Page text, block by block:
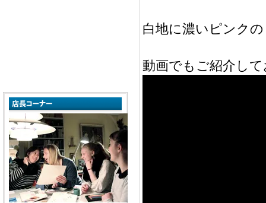
白地に濃いピンク
動画でもご紹介し